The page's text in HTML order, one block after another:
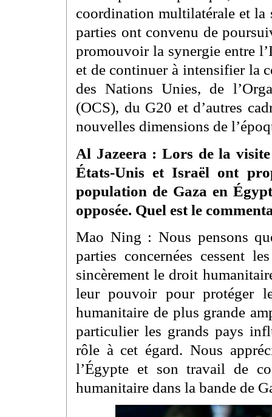
coordination multilatérale et la
parties ont convenu de
promouvoir la synergie entre
et de continuer à intensifier la
des Nations Unies, de
(OCS), du G20 et d’autres
nouvelles dimensions de
Al Jazeera : Lors de la
États-Unis et Israël ont
population de Gaza en
opposée. Quel est le
Mao Ning : Nous pensons
parties concernées cessent
sincèrement le droit
leur pouvoir pour protéger
humanitaire de plus grande
particulier les grands pays
rôle à cet égard. Nous
l’Égypte et son travail de
humanitaire dans la bande de